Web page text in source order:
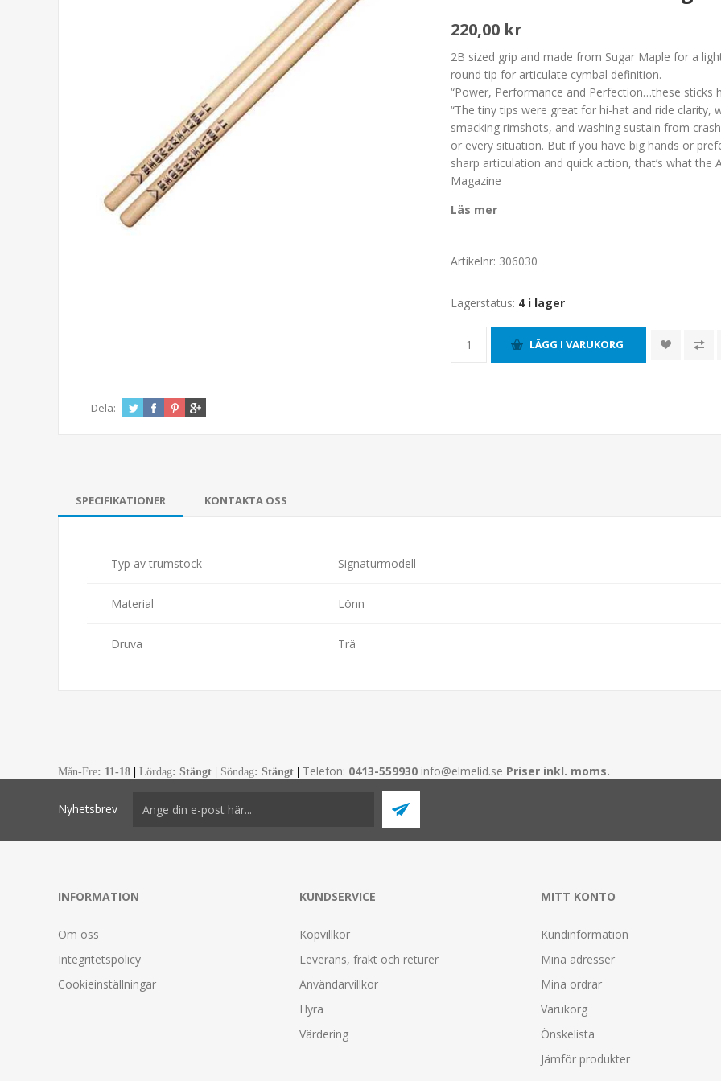
220,00 kr
2B sized grip and made from Sugar Maple for a
round tip for articulate cymbal definition.
“Power, Performance and Perfection…these sticks
“The tiny tips were great for hi-hat and ride
smacking rimshots, and washing sustain from
or every situation. But if you have big hands or
sharp articulation and quick action, that’s what
Magazine
Läs mer
Artikelnr: 306030
Lagerstatus: 4 i lager
Dela:
SPECIFIKATIONER KONTAKTA OSS
Typ av trumstock Signaturmodell
Material Lönn
Druva Trä
Mån-Fre: 11-18 Lördag: Stängt Söndag: Stängt Telefon: 0413-559930 info@elmelid.se Priser inkl. moms.
Nyhetsbrev
INFORMATION
Om oss
Integritetspolicy
Cookieinställningar
KUNDSERVICE
Köpvillkor
Leverans, frakt och returer
Användarvillkor
Hyra
Värdering
MITT KONTO
Kundinformation
Mina adresser
Mina ordrar
Varukorg
Önskelista
Jämför produkter